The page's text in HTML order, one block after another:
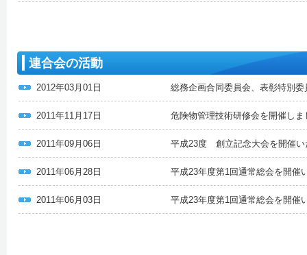
連合会の活動
2012年03月01日 総務企画合同委員会、表彰特別
2011年11月17日 危険物管理技術研修会を開催しま
2011年09月06日 平成23度 創立記念大会を開催い
2011年06月28日 平成23年度第1回通常総会を開催
2011年06月03日 平成23年度第1回通常総会を開催